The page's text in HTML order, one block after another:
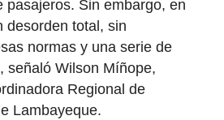
pasajeros. Sin embargo, en
desorden total, sin
normas y una serie de
señaló Wilson Míñope,
Regional de
Lambayeque.